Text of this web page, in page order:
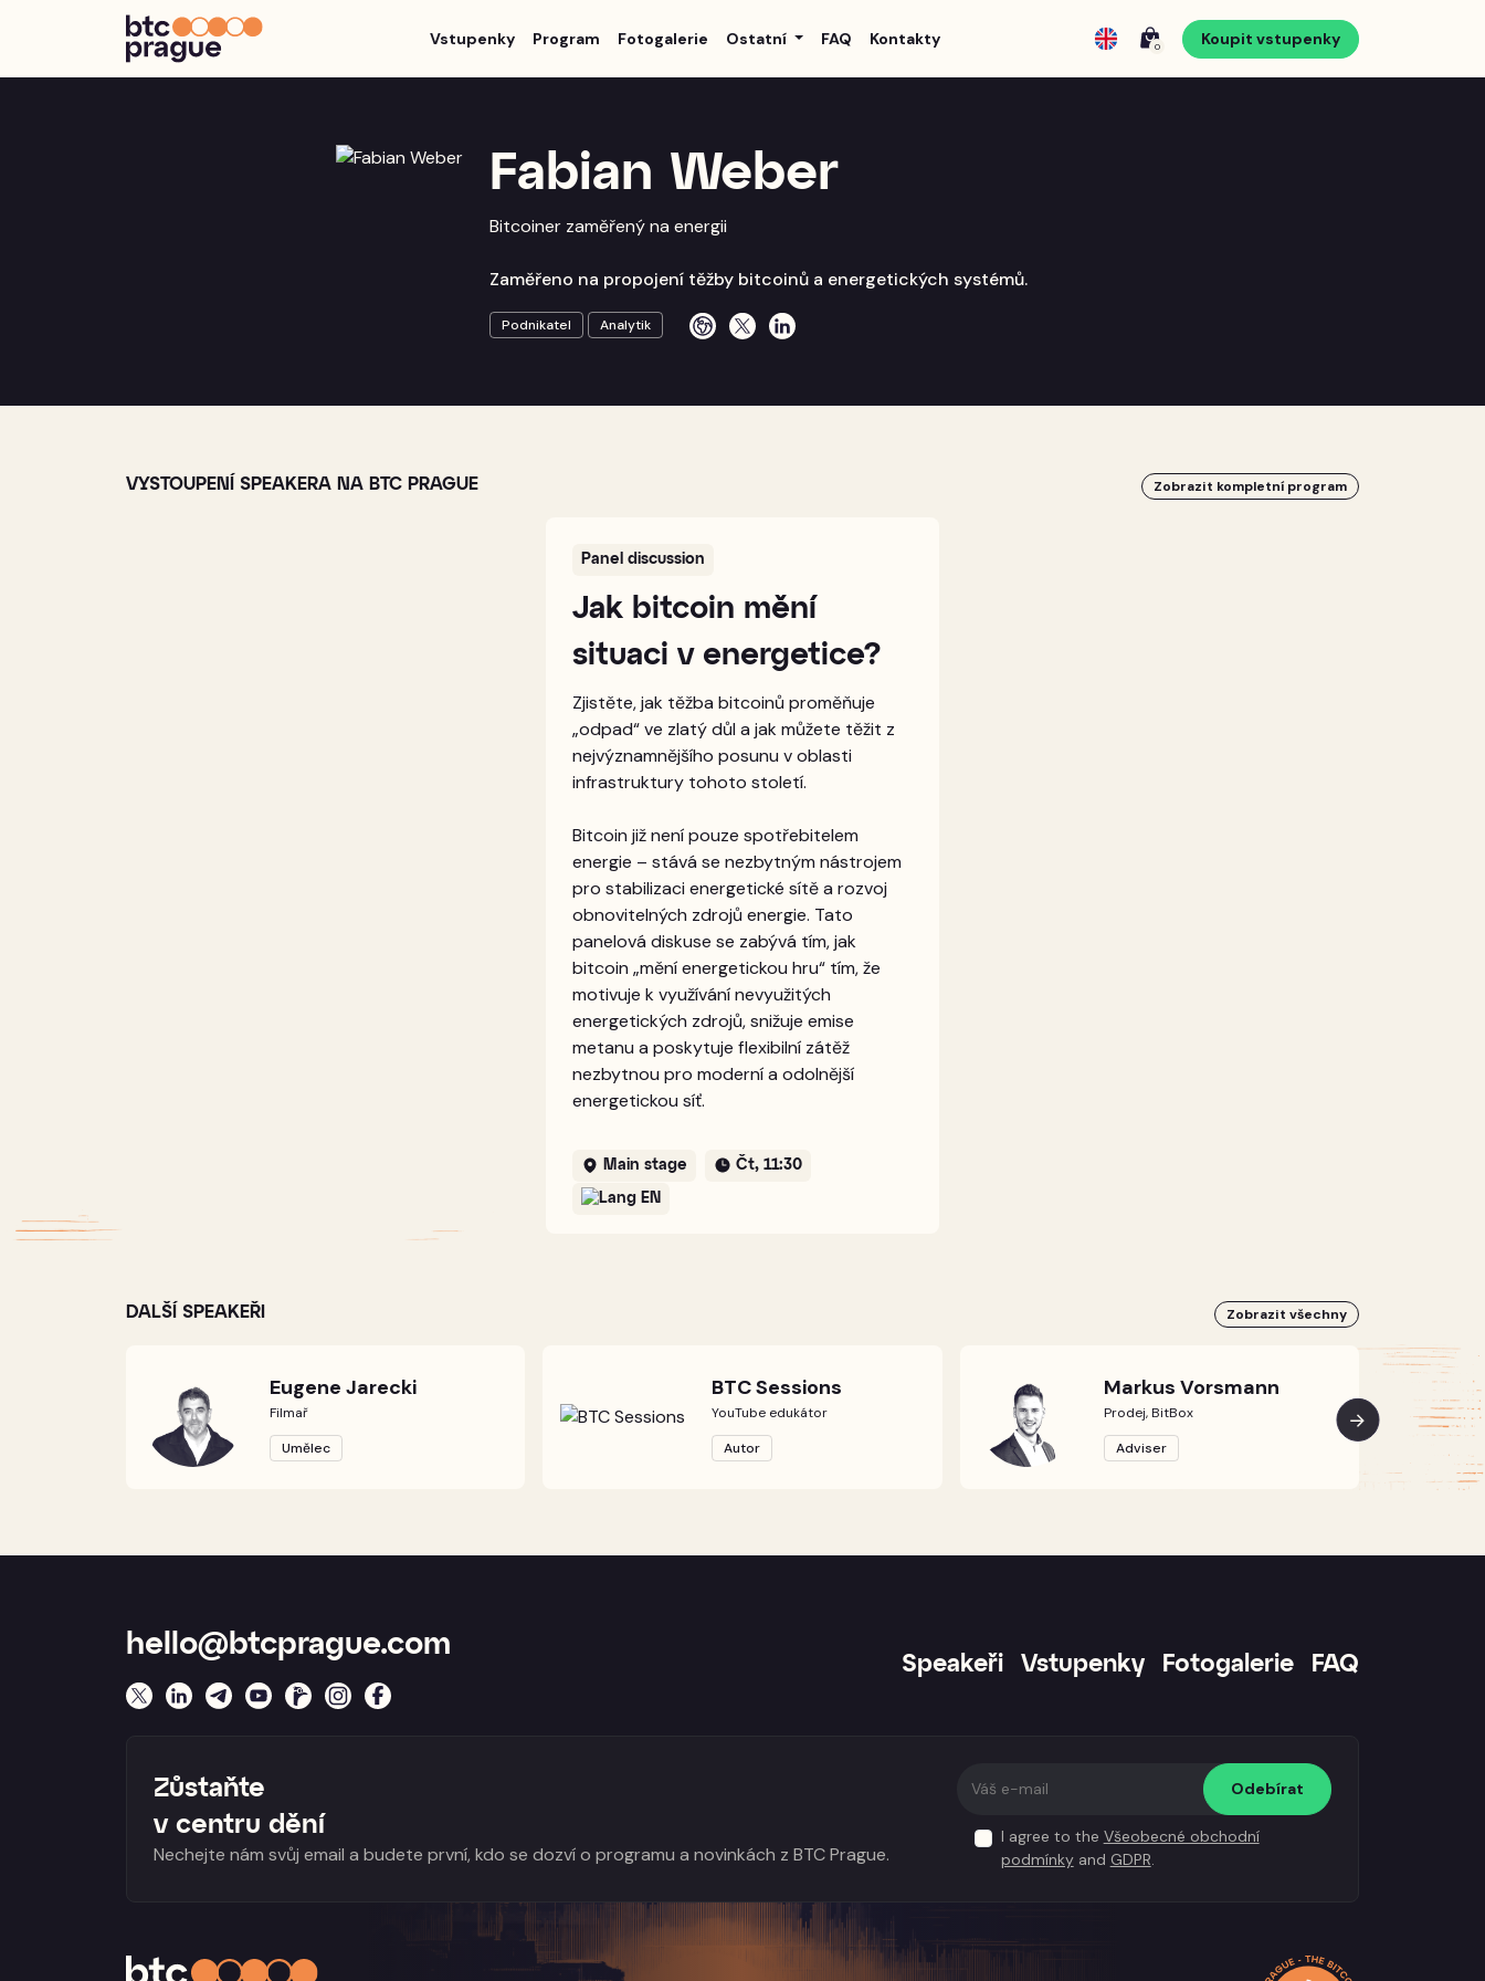
Vstupenky Program Fotogalerie Ostatní FAQ Kontakty 0 Koupit vstupenky
Fabian Weber
Bitcoiner zaměřený na energii
Zaměřeno na propojení těžby bitcoinů a energetických systémů.
Podnikatel Analytik
VYSTOUPENÍ SPEAKERA NA BTC PRAGUE Zobrazit kompletní program
Panel discussion
Jak bitcoin mění
situaci v energetice?
Zjistěte, jak těžba bitcoinů proměňuje
„odpad“ ve zlatý důl a jak můžete těžit z
nejvýznamnějšího posunu v oblasti
infrastruktury tohoto století.
Bitcoin již není pouze spotřebitelem
energie – stává se nezbytným nástrojem
pro stabilizaci energetické sítě a rozvoj
obnovitelných zdrojů energie. Tato
panelová diskuse se zabývá tím, jak
bitcoin „mění energetickou hru“ tím, že
motivuje k využívání nevyužitých
energetických zdrojů, snižuje emise
metanu a poskytuje flexibilní zátěž
nezbytnou pro moderní a odolnější
energetickou síť.
Main stage Čt, 11:30
EN
DALŠÍ SPEAKEŘI Zobrazit všechny
Eugene Jarecki
Filmař
Umělec
BTC Sessions
YouTube edukátor
Autor
Markus Vorsmann
Prodej, BitBox
Adviser
hello@btcprague.com
Speakeři Vstupenky Fotogalerie FAQ
Zůstaňte
v centru dění
Nechejte nám svůj email a budete první, kdo se dozví o programu a novinkách z BTC Prague.
Odebírat
I agree to the Všeobecné obchodní
podmínkyand GDPR.